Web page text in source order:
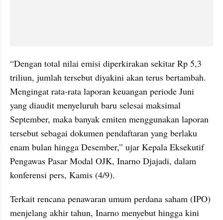
“Dengan total nilai emisi diperkirakan sekitar Rp 5,3
triliun, jumlah tersebut diyakini akan terus bertambah.
Mengingat rata-rata laporan keuangan periode Juni
yang diaudit menyeluruh baru selesai maksimal
September, maka banyak emiten menggunakan laporan
tersebut sebagai dokumen pendaftaran yang berlaku
enam bulan hingga Desember,” ujar Kepala Eksekutif
Pengawas Pasar Modal OJK, Inarno Djajadi, dalam
konferensi pers, Kamis (4/9).
Terkait rencana penawaran umum perdana saham (IPO)
menjelang akhir tahun, Inarno menyebut hingga kini